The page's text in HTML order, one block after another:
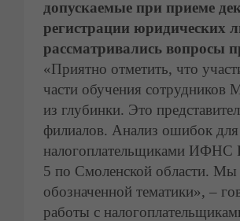
допускаемые при приеме
регистрации юридических
рассматривались вопросы
«Приятно отметить, что
части обучения сотрудников
из глубинки. Это
филиалов. Анализ ошибок
налогоплательщиками ИФНС
5 по Смоленской области.
обозначенной тематики», –
работы с